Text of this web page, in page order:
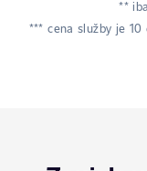
**
*** cena služby je